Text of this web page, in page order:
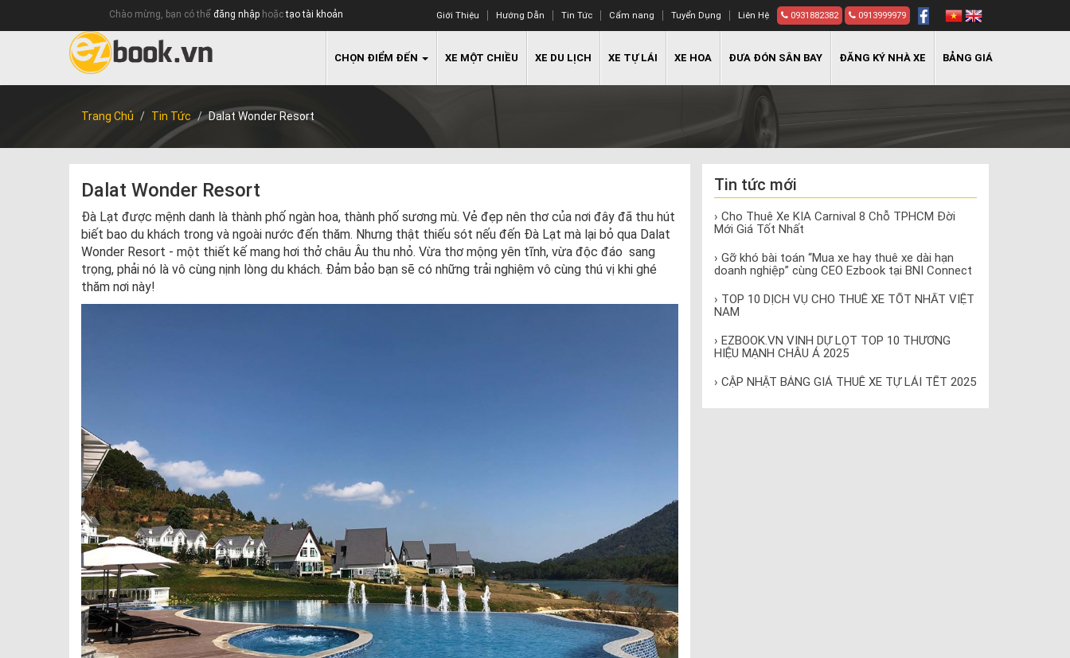
Chào mừng, bạn có thể đăng nhập hoặctạo tài khoản Giới Thiệu Hướng Dẫn Tin Tức Cẩm nang Tuyển Dụng Liên Hệ 0931882382 0913999979
CHỌN ĐIỂM ĐẾN XE MỘT CHIỀU XE DU LỊCH XE TỰ LÁI XE HOA ĐƯA ĐÓN SÂN BAY ĐĂNG KÝ NHÀ XE BẢNG GIÁ
Trang Chủ Tin Tức Dalat Wonder Resort
Dalat Wonder Resort
Đà Lạt được mệnh danh là thành phố ngàn hoa, thành phố sương mù. Vẻ đẹp nên thơ của nơi đây đã thu hút
biết bao du khách trong và ngoài nước đến thăm. Nhưng thật thiếu sót nếu đến Đà Lạt mà lại bỏ qua Dalat
Wonder Resort - một thiết kế mang hơi thở châu Âu thu nhỏ. Vừa thơ mộng yên tĩnh, vừa độc đáo sang
trọng, phải nó là vô cùng nịnh lòng du khách. Đảm bảo bạn sẽ có những trải nghiệm vô cùng thú vị khi ghé
thăm nơi này!
Tin tức mới
› Cho Thuê Xe KIA Carnival 8 Chỗ TPHCM Đời
Mới Giá Tốt Nhất
› Gỡ khó bài toán “Mua xe hay thuê xe dài hạn
doanh nghiệp” cùng CEO Ezbook tại BNI Connect
› TOP 10 DỊCH VỤ CHO THUÊ XE TỐT NHẤT VIỆT
NAM
› EZBOOK.VN VINH DỰ LỌT TOP 10 THƯƠNG
HIỆU MẠNH CHÂU Á 2025
› CẬP NHẬT BẢNG GIÁ THUÊ XE TỰ LÁI TẾT 2025